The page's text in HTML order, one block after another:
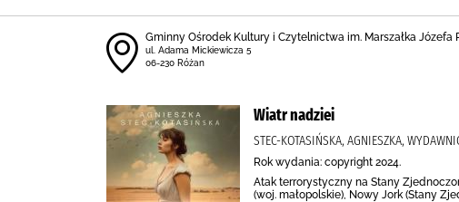
Gminny Ośrodek Kultury i Czytelnictwa im. Marszałka Józefa
ul. Adama Mickiewicza 5
06-230 Różan
Wiatr nadziei
STEC-KOTASIŃSKA, AGNIESZKA,
Rok wydania: copyright 2024.
Atak terrorystyczny na Stany
(woj. małopolskie), Nowy Jork (Stany